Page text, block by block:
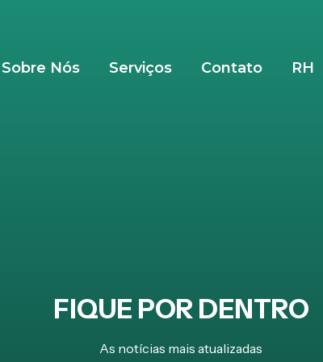
Sobre Nós Serviços Contato RH
FIQUE POR DENTRO
As notícias mais atualizadas